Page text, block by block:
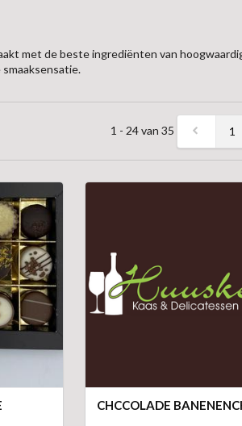
met de beste ingrediënten van
1 - 24 van 35 1
CHCCOLADE